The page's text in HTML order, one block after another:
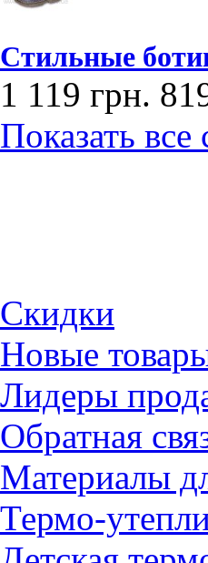
Стильные
1 119 грн.
Показать все
Скидки
Новые
Лидеры
Обратная
Материалы
Термо-